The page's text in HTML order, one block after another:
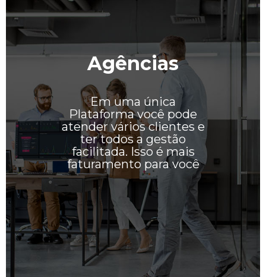
Agências
Em uma única
Plataforma você pode
atender vários clientes e
ter todos a gestão
facilitada. Isso é mais
faturamento para você